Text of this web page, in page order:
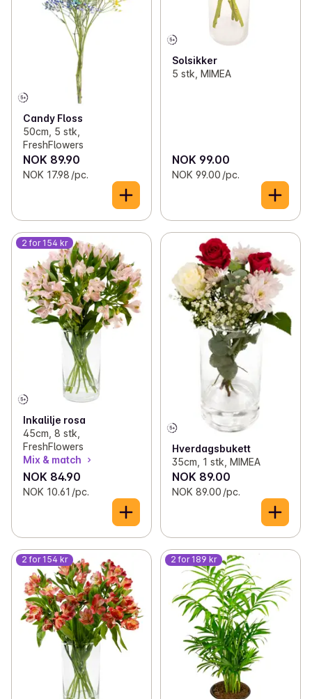
Candy Floss
50cm, 5 stk,
FreshFlowers
NOK 89.90
NOK 17.98 /pc.
Solsikker
5 stk, MIMEA
NOK 99.00
NOK 99.00 /pc.
2 for 154 kr
Inkalilje rosa
45cm, 8 stk,
FreshFlowers
Mix & match
NOK 84.90
NOK 10.61 /pc.
Hverdagsbukett
35cm, 1 stk, MIMEA
NOK 89.00
NOK 89.00 /pc.
2 for 154 kr 2 for 189 kr